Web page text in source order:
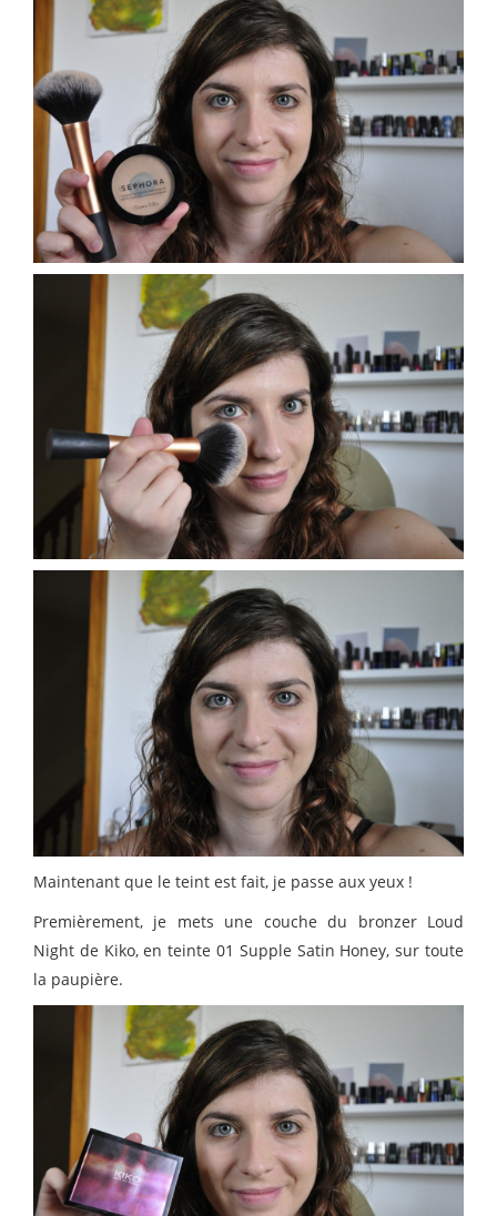
Maintenant que le teint est fait, je passe aux yeux !
Premièrement, je mets une couche du bronzer Loud
Night de Kiko, en teinte 01 Supple Satin Honey, sur toute
la paupière.